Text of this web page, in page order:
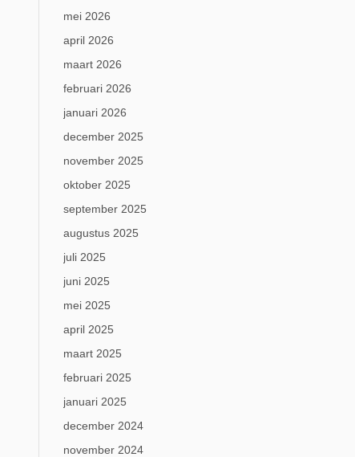
mei 2026
april 2026
maart 2026
februari 2026
januari 2026
december 2025
november 2025
oktober 2025
september 2025
augustus 2025
juli 2025
juni 2025
mei 2025
april 2025
maart 2025
februari 2025
januari 2025
december 2024
november 2024